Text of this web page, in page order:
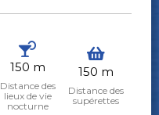
150 m
Distance des
lieux de vie
nocturne
150 m
Distance des
supérettes